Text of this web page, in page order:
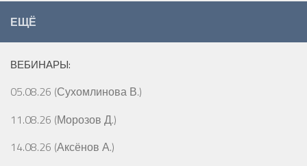
ЕЩЁ
ВЕБИНАРЫ:
05.08.26 (Сухомлинова В.)
11.08.26 (Морозов Д.)
14.08.26 (Аксёнов А.)